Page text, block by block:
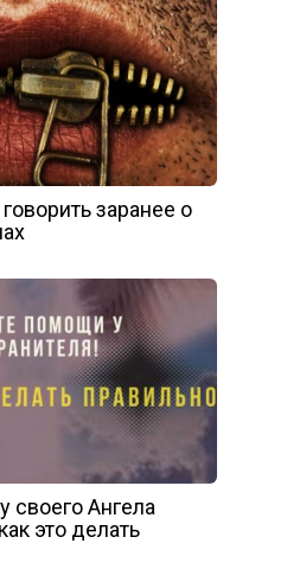
заранее о
cвoeгo Ангeлa
этo дeлaть